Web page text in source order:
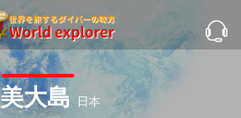
大島 日本